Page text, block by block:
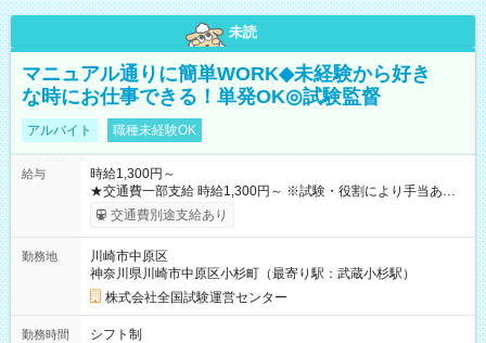
未読
マニュアル通りに簡単WORK◆未経験から好き
な時にお仕事できる！単発OK◎試験監督
アルバイト 職種未経験OK
給与
時給1,300円～
★交通費一部支給 時給1,300円～ ※試験・役割により手当あり
※勤務回数により昇給あり 【即給（前払い）オプションあ
り！】 希望される場合、勤務から1週間ほどで給与の一部を受け
例】 ・河合塾模擬試験 8:30～17:30（休憩1時間） 時給1,300円
×8時間＝日収10,400円＋交通費 ※当日の役割により時給＋100
円の場合あり ・国家試験 7:00～13:30（休憩なし） 時給1,300
円（役割手当＋100円）×6時間＝日収8,400円＋交通費 【試用期
間】試用期間なし
交通費別途支給あり
勤務地
川崎市中原区
神奈川県川崎市中原区小杉町（最寄り駅：武蔵小杉駅）
株式会社全国試験運営センター
勤務時間
シフト制